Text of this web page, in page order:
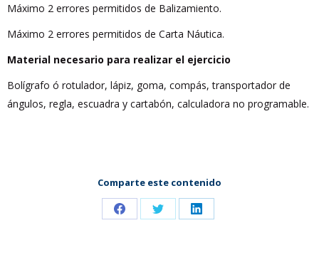
Máximo 2 errores permitidos de Balizamiento.
Máximo 2 errores permitidos de Carta Náutica.
Material necesario para realizar el ejercicio
Bolígrafo ó rotulador, lápiz, goma, compás, transportador de
ángulos, regla, escuadra y cartabón, calculadora no programable.
Comparte este contenido
Share Share Share